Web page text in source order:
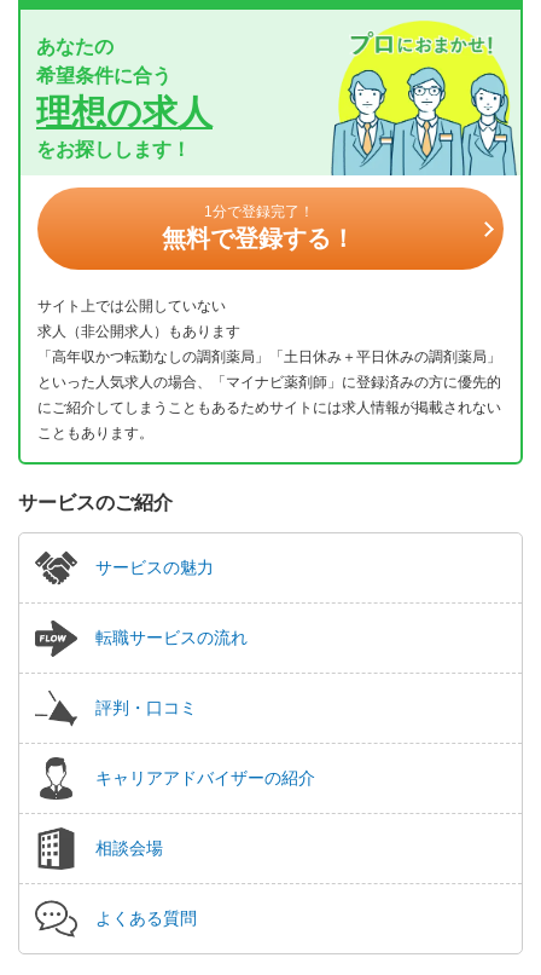
あなたの
希望条件に合う
理想の求人
をお探しします！
1分で登録完了！
無料で登録する！
サイト上では公開していない
求人（非公開求人）もあります
「高年収かつ転勤なしの調剤薬局」「土日休み＋平日休みの調剤薬局」
といった人気求人の場合、「マイナビ薬剤師」に登録済みの方に優先的
にご紹介してしまうこともあるためサイトには求人情報が掲載されない
こともあります。
サービスのご紹介
サービスの魅力
転職サービスの流れ
評判・口コミ
キャリアアドバイザーの紹介
相談会場
よくある質問